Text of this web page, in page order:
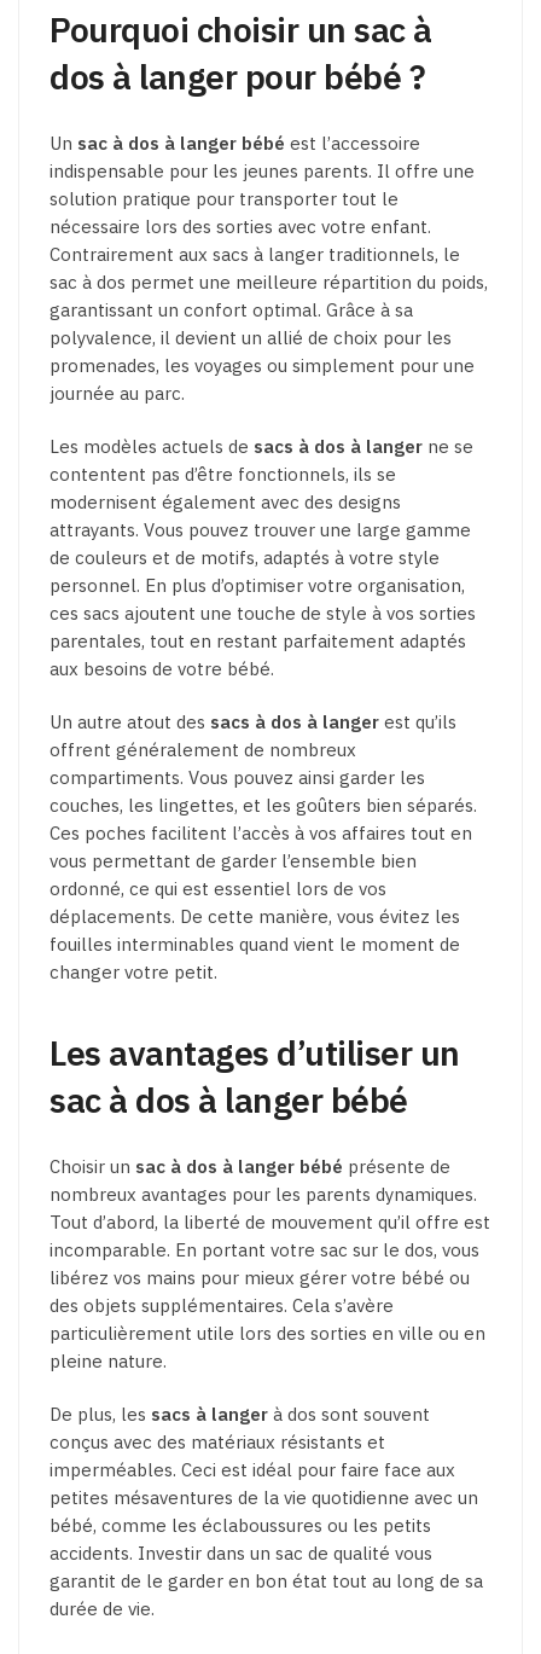
Pourquoi choisir un sac à
dos à langer pour bébé ?
Un sac à dos à langer bébé est l’accessoire
indispensable pour les jeunes parents. Il offre une
solution pratique pour transporter tout le
nécessaire lors des sorties avec votre enfant.
Contrairement aux sacs à langer traditionnels, le
sac à dos permet une meilleure répartition du poids,
garantissant un confort optimal. Grâce à sa
polyvalence, il devient un allié de choix pour les
promenades, les voyages ou simplement pour une
journée au parc.
Les modèles actuels de sacs à dos à langer ne se
contentent pas d’être fonctionnels, ils se
modernisent également avec des designs
attrayants. Vous pouvez trouver une large gamme
de couleurs et de motifs, adaptés à votre style
personnel. En plus d’optimiser votre organisation,
ces sacs ajoutent une touche de style à vos sorties
parentales, tout en restant parfaitement adaptés
aux besoins de votre bébé.
Un autre atout des sacs à dos à langer est qu’ils
offrent généralement de nombreux
compartiments. Vous pouvez ainsi garder les
couches, les lingettes, et les goûters bien séparés.
Ces poches facilitent l’accès à vos affaires tout en
vous permettant de garder l’ensemble bien
ordonné, ce qui est essentiel lors de vos
déplacements. De cette manière, vous évitez les
fouilles interminables quand vient le moment de
changer votre petit.
Les avantages d’utiliser un
sac à dos à langer bébé
Choisir un sac à dos à langer bébé présente de
nombreux avantages pour les parents dynamiques.
Tout d’abord, la liberté de mouvement qu’il offre est
incomparable. En portant votre sac sur le dos, vous
libérez vos mains pour mieux gérer votre bébé ou
des objets supplémentaires. Cela s’avère
particulièrement utile lors des sorties en ville ou en
pleine nature.
De plus, les sacs à langer à dos sont souvent
conçus avec des matériaux résistants et
imperméables. Ceci est idéal pour faire face aux
petites mésaventures de la vie quotidienne avec un
bébé, comme les éclaboussures ou les petits
accidents. Investir dans un sac de qualité vous
garantit de le garder en bon état tout au long de sa
durée de vie.